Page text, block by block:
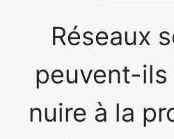
Réseaux
peuvent-
nuire à la